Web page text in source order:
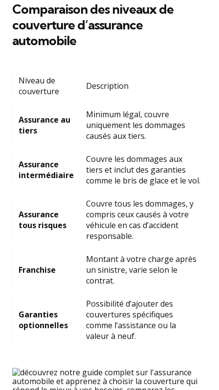
Comparaison des niveaux de
couverture d’assurance
automobile
Niveau de
couverture
Description
Assurance au
tiers
Minimum légal, couvre
uniquement les dommages
causés aux tiers.
Assurance
intermédiaire
Couvre les dommages aux
tiers et inclut des garanties
comme le bris de glace et le vol.
Assurance
tous risques
Couvre tous les dommages, y
compris ceux causés à votre
véhicule en cas d’accident
responsable.
Franchise
Montant à votre charge après
un sinistre, varie selon le
contrat.
Garanties
optionnelles
Possibilité d’ajouter des
couvertures spécifiques
comme l’assistance ou la
valeur à neuf.